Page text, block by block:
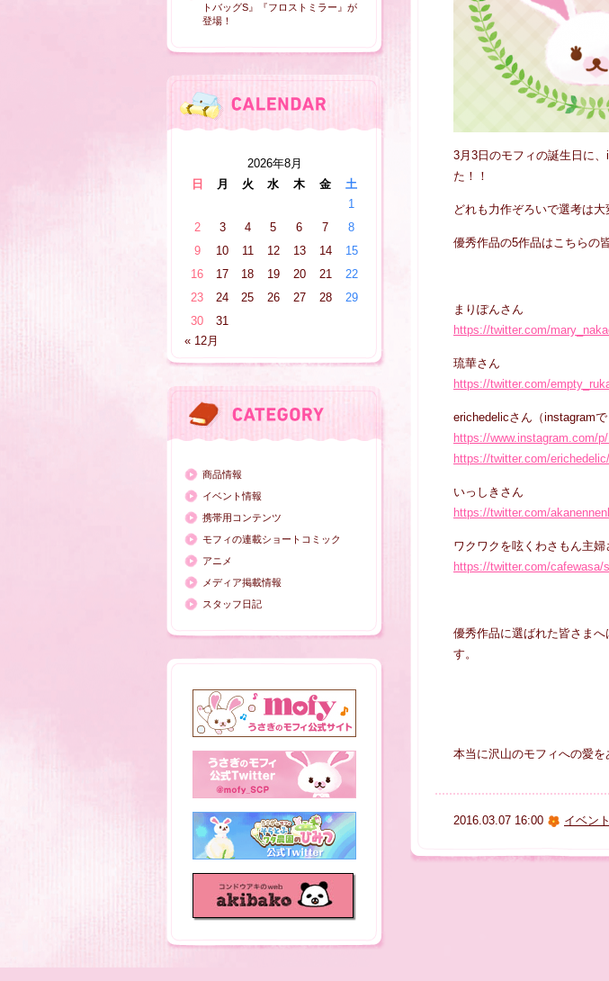
トバッグS』『フロストミラー』が
登場！
2026年8月
日
月 火 水 木 金
土
1
2
3 4 5 6 7
8
9
10 11 12 13 14
15
16
17 18 19 20 21
22
23
24 25 26 27 28
29
30
31
« 12月
商品情報
イベント情報
携帯用コンテンツ
モフィの連載ショートコミック
アニメ
メディア掲載情報
スタッフ日記
3月3日のモフィの誕生日に
た！！
どれも力作ぞろいで選考は
優秀作品の5作品はこちらの
まりぽんさん
https://twitter.com/
琉華さん
https://twitter.com/
erichedelicさん（instagram
https://www.instagram.com/
https://twitter.com/
いっしきさん
https://twitter.com/
ワクワクを呟くわさもん主婦
https://twitter.com/cafewasa/
優秀作品に選ばれた皆さま
す。
本当に沢山のモフィへの愛を
2016.03.07 16:00 イベン